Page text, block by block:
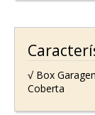
√ Box
Coberta